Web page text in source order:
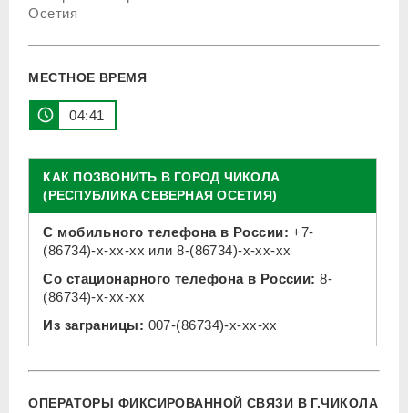
Осетия
МЕСТНОЕ ВРЕМЯ
04:41
КАК ПОЗВОНИТЬ В ГОРОД ЧИКОЛА
(РЕСПУБЛИКА СЕВЕРНАЯ ОСЕТИЯ)
С мобильного телефона в России: +7-
(86734)-x-xx-xx или8-(86734)-x-xx-xx
Со стационарного телефона в России: 8-
(86734)-x-xx-xx
Из заграницы: 007-(86734)-x-xx-xx
ОПЕРАТОРЫ ФИКСИРОВАННОЙ СВЯЗИ В Г.ЧИКОЛА